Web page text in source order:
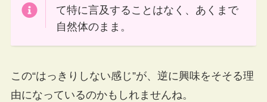
て特に言及することはなく、あくまで
自然体のまま。
この“はっきりしない感じ”が、逆に興味をそそる理
由になっているのかもしれませんね。